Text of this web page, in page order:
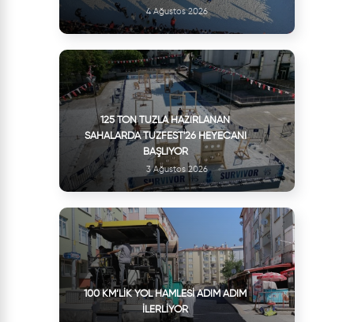
4 Ağustos 2026
125 TON TUZLA HAZIRLANAN
SAHALARDA TUZFEST'26 HEYECANI
BAŞLIYOR
3 Ağustos 2026
100 KM’LIK YOL HAMLESI ADIM ADIM
İLERLIYOR